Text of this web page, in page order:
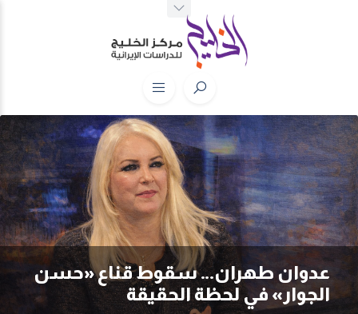
عدوان طهران… سقوط قناع «حسن
الجوار» في لحظة الحقيقة